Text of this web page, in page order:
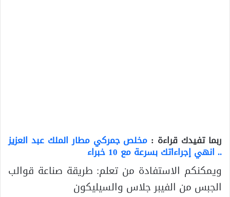
ربما تفيدك قراءة : مخلص جمركي مطار الملك عبد العزيز
.. انهي إجراءاتك بسرعة مع 10 خبراء
ويمكنكم الاستفادة من تعلم: طريقة صناعة قوالب
الجبس من الفيبر جلاس والسيليكون